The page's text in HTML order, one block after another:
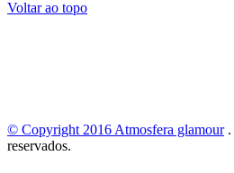
Voltar ao topo
© Copyright 2016Atmosfera glamour .
reservados.